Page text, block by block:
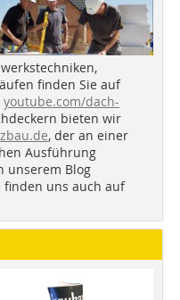
finden Sie auf
youtube.com/dach-
bieten wir
, der an einer
Ausführung
unserem Blog
finden uns auch auf